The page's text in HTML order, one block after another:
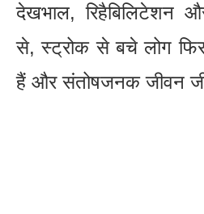
देखभाल, रिहैबिलिटेशन
से, स्ट्रोक से बचे लोग
हैं और संतोषजनक जीवन